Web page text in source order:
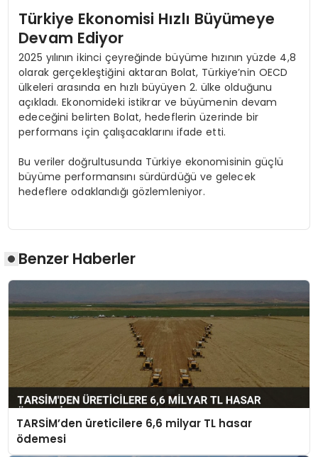
Türkiye Ekonomisi Hızlı Büyümeye
Devam Ediyor
2025 yılının ikinci çeyreğinde büyüme hızının yüzde 4,8
olarak gerçekleştiğini aktaran Bolat, Türkiye’nin OECD
ülkeleri arasında en hızlı büyüyen 2. ülke olduğunu
açıkladı. Ekonomideki istikrar ve büyümenin devam
edeceğini belirten Bolat, hedeflerin üzerinde bir
performans için çalışacaklarını ifade etti.
Bu veriler doğrultusunda Türkiye ekonomisinin güçlü
büyüme performansını sürdürdüğü ve gelecek
hedeflere odaklandığı gözlemleniyor.
Benzer Haberler
TARSİM’den üreticilere 6,6 milyar TL hasar
ödemesi